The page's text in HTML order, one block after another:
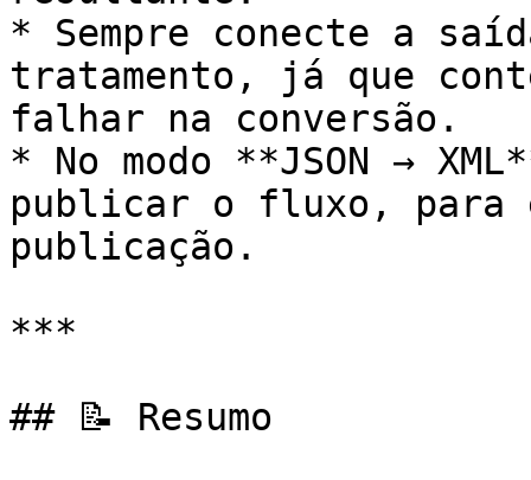
* Sempre conecte a
tratamento, já que
falhar na conversão.
* No modo **JSON →
publicar o fluxo, para
publicação.
***
## 📝 Resumo